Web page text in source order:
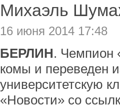
Михаэль
16 июня 2014 17:48
БЕРЛИН. Чемпион
комы и переведен
университетскую
«Новости» со